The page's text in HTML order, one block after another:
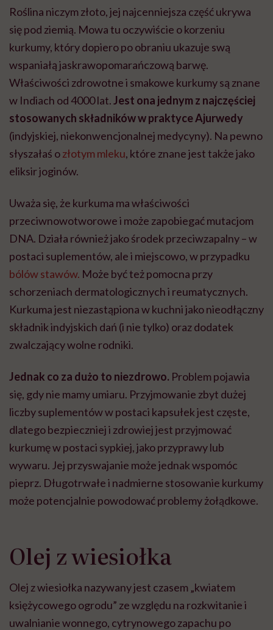
Roślina niczym złoto, jej najcenniejsza część ukrywa
się pod ziemią. Mowa tu oczywiście o korzeniu
kurkumy, który dopiero po obraniu ukazuje swą
wspaniałą jaskrawopomarańczową barwę.
Właściwości zdrowotne i smakowe kurkumy są znane
w Indiach od 4000 lat.Jest ona jednym z najczęściej
stosowanych składników w praktyce Ajurwedy
(indyjskiej, niekonwencjonalnej medycyny). Na pewno
słyszałaś ozłotym mleku, które znane jest także jako
eliksir joginów.
Uważa się, że kurkuma ma właściwości
przeciwnowotworowe i może zapobiegać mutacjom
DNA. Działa również jako środek przeciwzapalny – w
postaci suplementów, ale i miejscowo, w przypadku
bólów stawów. Może być też pomocna przy
schorzeniach dermatologicznych i reumatycznych.
Kurkuma jest niezastąpiona w kuchni jako nieodłączny
składnik indyjskich dań (i nie tylko) oraz dodatek
zwalczający wolne rodniki.
Jednak co za dużo to niezdrowo. Problem pojawia
się, gdy nie mamy umiaru. Przyjmowanie zbyt dużej
liczby suplementów w postaci kapsułek jest częste,
dlatego bezpieczniej i zdrowiej jest przyjmować
kurkumę w postaci sypkiej, jako przyprawy lub
wywaru. Jej przyswajanie może jednak wspomóc
pieprz. Długotrwałe i nadmierne stosowanie kurkumy
może potencjalnie powodować problemy żołądkowe.
Olej z wiesiołka
Olej z wiesiołka nazywany jest czasem „kwiatem
księżycowego ogrodu” ze względu na rozkwitanie i
uwalnianie wonnego, cytrynowego zapachu po